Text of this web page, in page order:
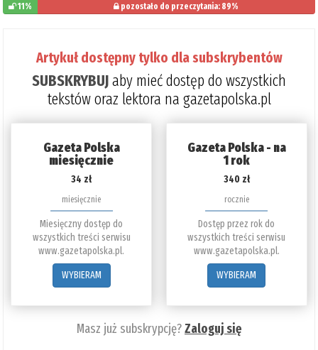
11% pozostało do przeczytania: 89%
Artykuł dostępny tylko dla subskrybentów
SUBSKRYBUJaby mieć dostęp do wszystkich
tekstów oraz lektora na gazetapolska.pl
Gazeta Polska
miesięcznie
34 zł
miesięcznie
Miesięczny dostęp do
wszystkich treści serwisu
www.gazetapolska.pl.
WYBIERAM
Gazeta Polska - na
1 rok
340 zł
rocznie
Dostęp przez rok do
wszystkich treści serwisu
www.gazetapolska.pl.
WYBIERAM
Masz już subskrypcję?Zaloguj się